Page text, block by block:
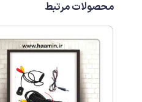
محصولات مرتبط